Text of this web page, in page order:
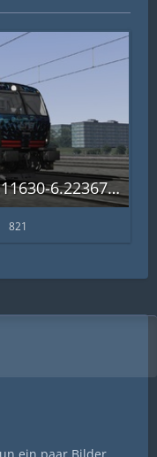
Screenshot_TestTraK_51.11630-6.22367_12-00-37.jpg
821